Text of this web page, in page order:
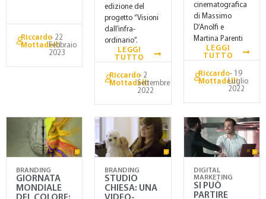
Riccardo
Mottadelli
- 22
Febbraio
2023
edizione del
progetto “Visioni
dall’infra-
ordinario”.
LEGGI
TUTTO
Riccardo
Mottadelli
- 2
Settembre
2022
cinematografica
di Massimo
D’Anolfi e
Martina Parenti
LEGGI
TUTTO
Riccardo
Mottadelli
- 19
Luglio
2022
BRANDING
GIORNATA
MONDIALE
BRANDING
STUDIO
CHIESA: UNA
DIGITAL
MARKETING
SI PUÒ
PARTIRE